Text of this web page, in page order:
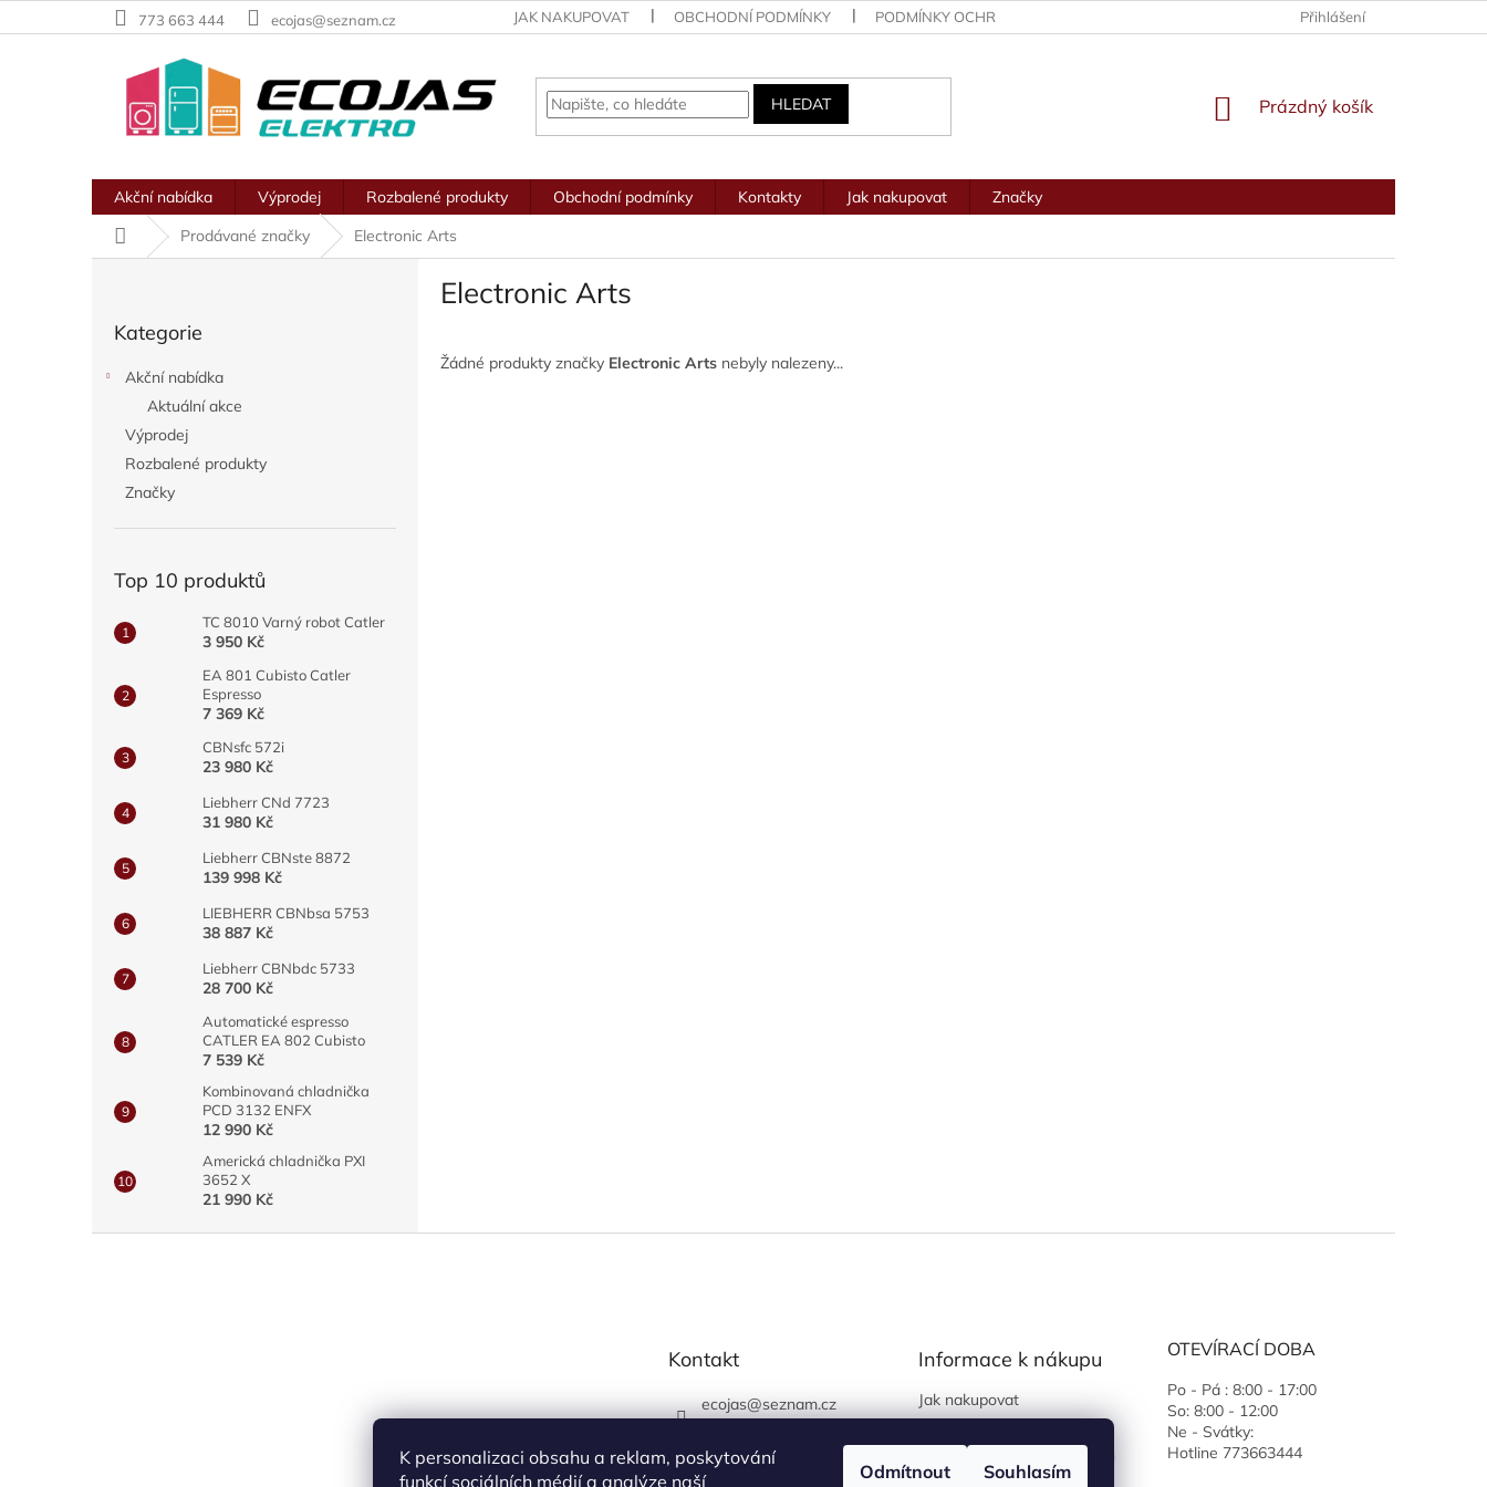
K personalizaci obsahu a reklam, poskytování
funkcí sociálních médií a analýze naší
Odmítnout Souhlasím
na
773 663 444 ecojas@seznam.cz JAK NAKUPOVAT OBCHODNÍ PODMÍNKY PODMÍNKY OCHRANY OSOBNÍCH ÚDAJŮ Přihlášení
HLEDAT
NÁKUPNÍ
Prázdný košík
Akční nabídka Výprodej Rozbalené produkty Obchodní podmínky Kontakty Jak nakupovat
Značky
Domů
Prodávané značky Electronic Arts
kategorie
Kategorie
Akční nabídka
Aktuální akce
Výprodej
Rozbalené produkty
Značky
Top 10 produktů
TC 8010 Varný robot Catler
3 950 Kč
EA 801 Cubisto Catler
Espresso
7 369 Kč
CBNsfc 572i
23 980 Kč
Liebherr CNd 7723
31 980 Kč
Liebherr CBNste 8872
139 998 Kč
LIEBHERR CBNbsa 5753
38 887 Kč
Liebherr CBNbdc 5733
28 700 Kč
Automatické espresso
CATLER EA 802 Cubisto
7 539 Kč
Kombinovaná chladnička
PCD 3132 ENFX
12 990 Kč
Americká chladnička PXI
3652 X
21 990 Kč
Electronic Arts
Žádné produkty značky Electronic Arts nebyly nalezeny...
Kontakt
ecojas@seznam.cz
730 444 400 (prodejna
Informace k nákupu
Jak nakupovat
Podmínky ochrany osobních
údajů
OTEVÍRACÍ DOBA
Po - Pá : 8:00 - 17:00
So: 8:00 - 12:00
Ne - Svátky:
Hotline 773663444